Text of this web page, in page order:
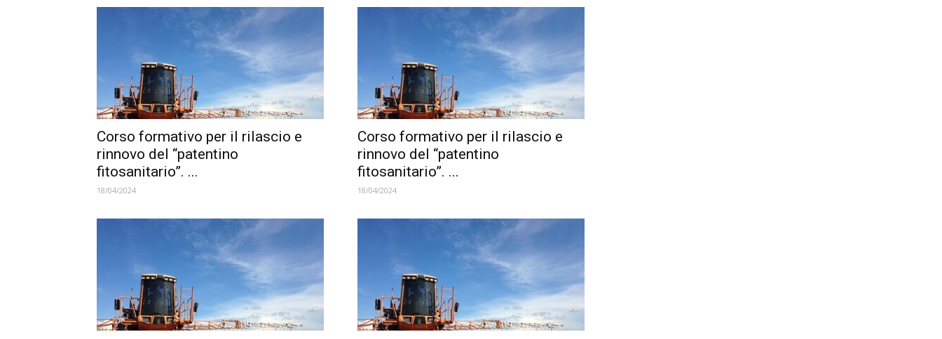
Corso formativo per il rilascio e
rinnovo del “patentino
fitosanitario”. ...
18/04/2024
Corso formativo per il rilascio e
rinnovo del “patentino
fitosanitario”. ...
18/04/2024